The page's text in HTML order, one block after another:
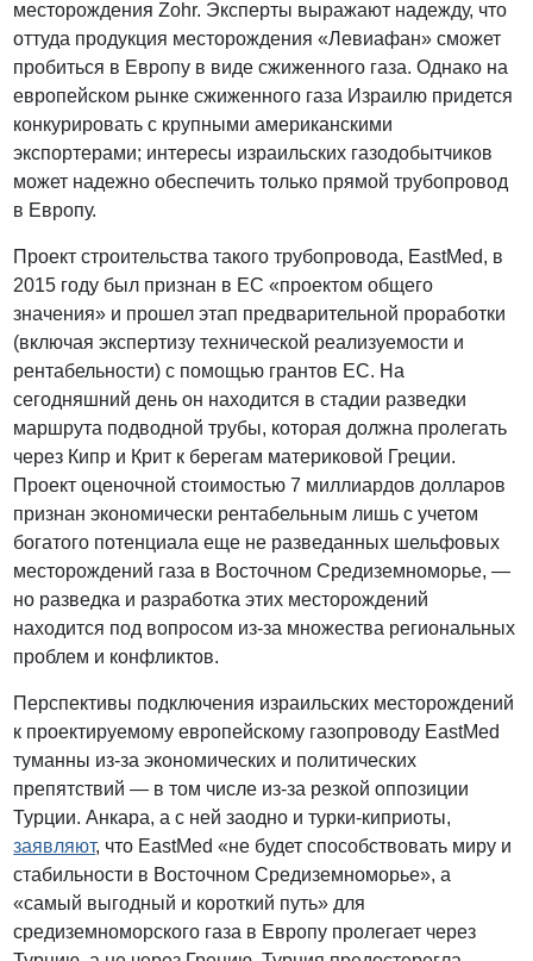
месторождения Zohr. Эксперты выражают надежду, что
оттуда продукция месторождения «Левиафан» сможет
пробиться в Европу в виде сжиженного газа. Однако на
европейском рынке сжиженного газа Израилю придется
конкурировать с крупными американскими
экспортерами; интересы израильских газодобытчиков
может надежно обеспечить только прямой трубопровод
в Европу.
Проект строительства такого трубопровода, EastMed, в
2015 году был признан в ЕС «проектом общего
значения» и прошел этап предварительной проработки
(включая экспертизу технической реализуемости и
рентабельности) с помощью грантов ЕС. На
сегодняшний день он находится в стадии разведки
маршрута подводной трубы, которая должна пролегать
через Кипр и Крит к берегам материковой Греции.
Проект оценочной стоимостью 7 миллиардов долларов
признан экономически рентабельным лишь с учетом
богатого потенциала еще не разведанных шельфовых
месторождений газа в Восточном Средиземноморье, —
но разведка и разработка этих месторождений
находится под вопросом из-за множества региональных
проблем и конфликтов.
Перспективы подключения израильских месторождений
к проектируемому европейскому газопроводу EastMed
туманны из-за экономических и политических
препятствий — в том числе из-за резкой оппозиции
Турции. Анкара, а с ней заодно и турки-киприоты,
заявляют, что EastMed «не будет способствовать миру и
стабильности в Восточном Средиземноморье», а
«самый выгодный и короткий путь» для
средиземноморского газа в Европу пролегает через